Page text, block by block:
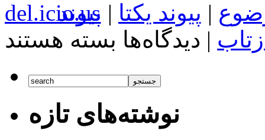
| پیوند یکتا | پیوند
| دیدگاه‌هابرای
اخبار
نسخه
ی
وبسایت
رونمایی
بسته هستند
نوشته‌های تازه